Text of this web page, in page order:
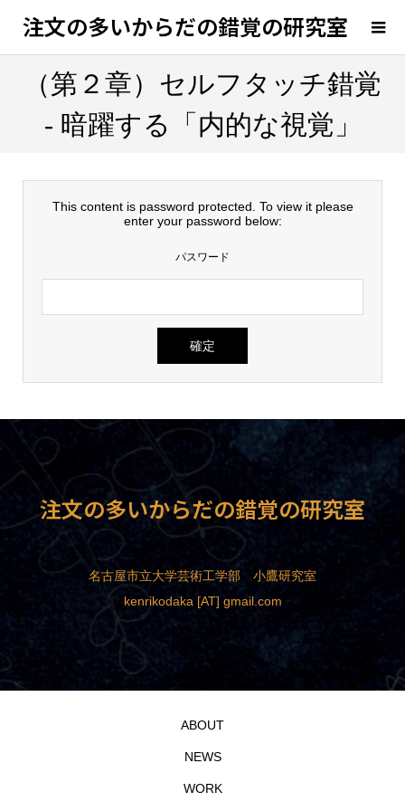
注文の多いからだの錯覚の研究室
（第２章）セルフタッチ錯覚
- 暗躍する「内的な視覚」
This content is password protected. To view it please
enter your password below:
パスワード
注文の多いからだの錯覚の研究室
名古屋市立大学芸術工学部 小鷹研究室
kenrikodaka [AT] gmail.com
ABOUT
NEWS
WORK